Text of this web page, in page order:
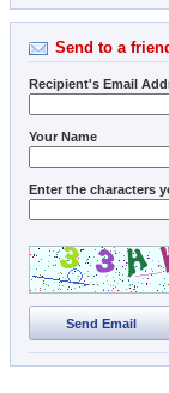
Send to a
Recipient's Email
Your Name
Enter the characters
Send Email